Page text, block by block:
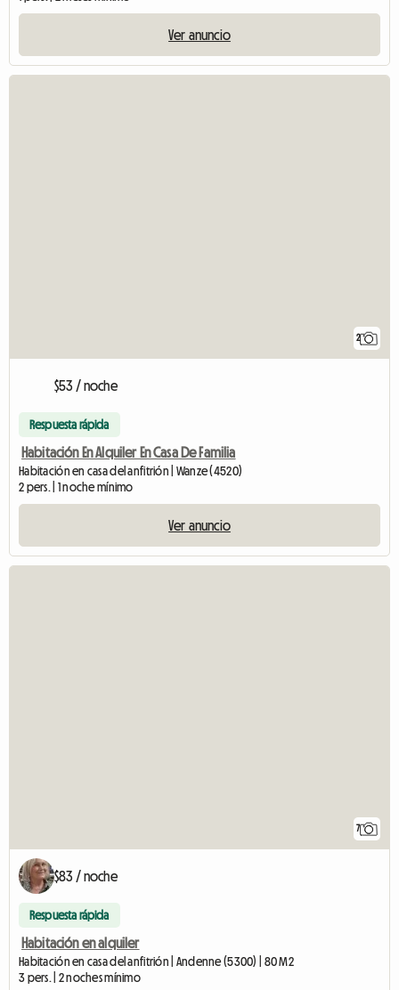
Ver anuncio
2
$53 / noche
Respuesta rápida
Habitación En Alquiler En Casa De Familia
Habitación en casa del anfitrión | Wanze (4520)
2 pers. | 1 noche mínimo
Ver anuncio
7
$83 / noche
Respuesta rápida
Habitación en alquiler
Habitación en casa del anfitrión | Andenne (5300) | 80 M2
3 pers. | 2 noches mínimo